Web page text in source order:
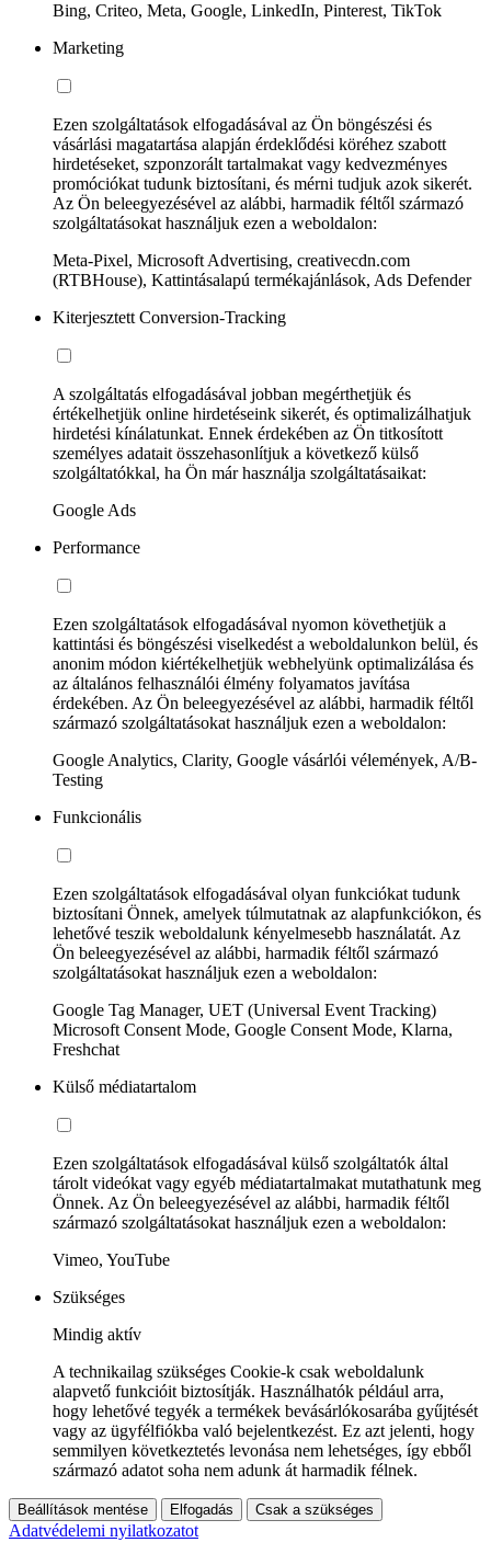
Bing, Criteo, Meta, Google, LinkedIn, Pinterest, TikTok
Marketing
Ezen szolgáltatások elfogadásával az Ön böngészési és
vásárlási magatartása alapján érdeklődési köréhez szabott
hirdetéseket, szponzorált tartalmakat vagy kedvezményes
promóciókat tudunk biztosítani, és mérni tudjuk azok sikerét.
Az Ön beleegyezésével az alábbi, harmadik féltől származó
szolgáltatásokat használjuk ezen a weboldalon:
Meta-Pixel, Microsoft Advertising, creativecdn.com
(RTBHouse), Kattintásalapú termékajánlások, Ads Defender
Kiterjesztett Conversion-Tracking
A szolgáltatás elfogadásával jobban megérthetjük és
értékelhetjük online hirdetéseink sikerét, és optimalizálhatjuk
hirdetési kínálatunkat. Ennek érdekében az Ön titkosított
személyes adatait összehasonlítjuk a következő külső
szolgáltatókkal, ha Ön már használja szolgáltatásaikat:
Google Ads
Performance
Ezen szolgáltatások elfogadásával nyomon követhetjük a
kattintási és böngészési viselkedést a weboldalunkon belül, és
anonim módon kiértékelhetjük webhelyünk optimalizálása és
az általános felhasználói élmény folyamatos javítása
érdekében. Az Ön beleegyezésével az alábbi, harmadik féltől
származó szolgáltatásokat használjuk ezen a weboldalon:
Google Analytics, Clarity, Google vásárlói vélemények, A/B-
Testing
Funkcionális
Ezen szolgáltatások elfogadásával olyan funkciókat tudunk
biztosítani Önnek, amelyek túlmutatnak az alapfunkciókon, és
lehetővé teszik weboldalunk kényelmesebb használatát. Az
Ön beleegyezésével az alábbi, harmadik féltől származó
szolgáltatásokat használjuk ezen a weboldalon:
Google Tag Manager, UET (Universal Event Tracking)
Microsoft Consent Mode, Google Consent Mode, Klarna,
Freshchat
Külső médiatartalom
Ezen szolgáltatások elfogadásával külső szolgáltatók által
tárolt videókat vagy egyéb médiatartalmakat mutathatunk meg
Önnek. Az Ön beleegyezésével az alábbi, harmadik féltől
származó szolgáltatásokat használjuk ezen a weboldalon:
Vimeo, YouTube
Szükséges
Mindig aktív
A technikailag szükséges Cookie-k csak weboldalunk
alapvető funkcióit biztosítják. Használhatók például arra,
hogy lehetővé tegyék a termékek bevásárlókosarába gyűjtését
vagy az ügyfélfiókba való bejelentkezést. Ez azt jelenti, hogy
semmilyen következtetés levonása nem lehetséges, így ebből
származó adatot soha nem adunk át harmadik félnek.
Beállítások mentése Elfogadás Csak a szükséges
Adatvédelemi nyilatkozatot